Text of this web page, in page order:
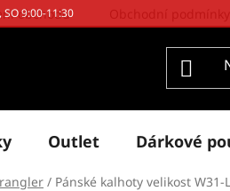
SO 9:00-11:30
obchodu
Outlet Dárkové
/ Pánské kalhoty velikost W31-